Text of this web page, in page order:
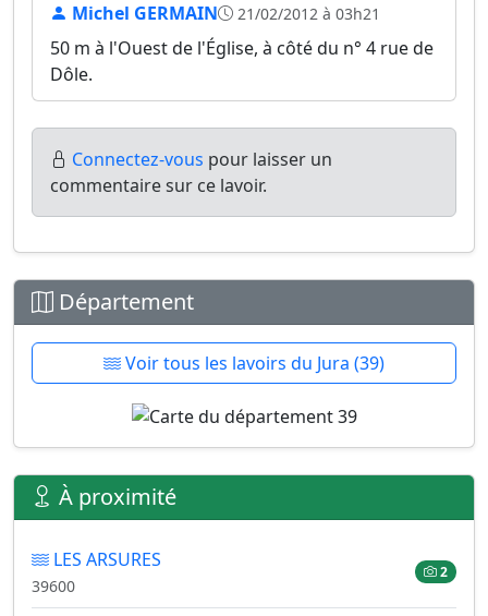
Michel GERMAIN 21/02/2012 à 03h21
50 m à l'Ouest de l'Église, à côté du n° 4 rue de
Dôle.
Connectez-vous pour laisser un
commentaire sur ce lavoir.
Département
Voir tous les lavoirs du Jura (39)
À proximité
LES ARSURES
39600
2